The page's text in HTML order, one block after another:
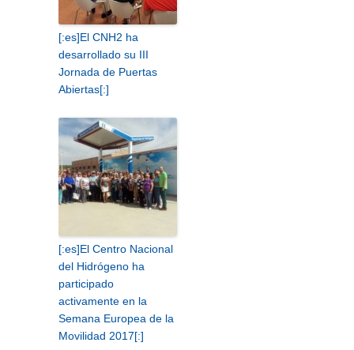
[:es]El CNH2 ha
desarrollado su III
Jornada de Puertas
Abiertas[:]
[:es]El Centro Nacional
del Hidrógeno ha
participado
activamente en la
Semana Europea de la
Movilidad 2017[:]